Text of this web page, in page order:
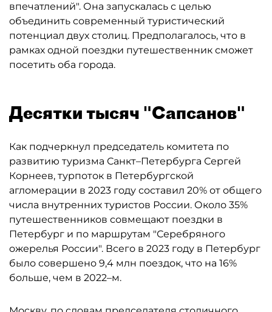
впечатлений". Она запускалась с целью
объединить современный туристический
потенциал двух столиц. Предполагалось, что в
рамках одной поездки путешественник сможет
посетить оба города.
Десятки тысяч "Сапсанов"
Как подчеркнул председатель комитета по
развитию туризма Санкт–Петербурга Сергей
Корнеев, турпоток в Петербургской
агломерации в 2023 году составил 20% от общего
числа внутренних туристов России. Около 35%
путешественников совмещают поездки в
Петербург и по маршрутам "Серебряного
ожерелья России". Всего в 2023 году в Петербург
было совершено 9,4 млн поездок, что на 16%
больше, чем в 2022–м.